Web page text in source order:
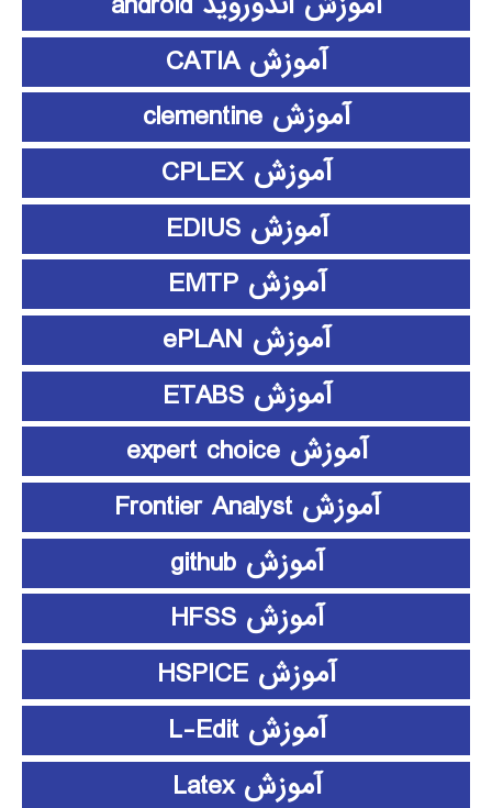
آموزش CATIA
آموزش clementine
آموزش CPLEX
آموزش EDIUS
آموزش EMTP
آموزش ePLAN
آموزش ETABS
آموزش expert choice
آموزش Frontier Analyst
آموزش github
آموزش HFSS
آموزش HSPICE
آموزش L-Edit
آموزش Latex